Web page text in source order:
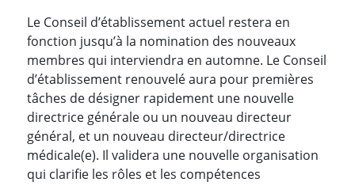
Le Conseil d’établissement actuel restera en
fonction jusqu’à la nomination des nouveaux
membres qui interviendra en automne. Le Conseil
d’établissement renouvelé aura pour premières
tâches de désigner rapidement une nouvelle
directrice générale ou un nouveau directeur
général, et un nouveau directeur/directrice
médicale(e). Il validera une nouvelle organisation
qui clarifie les rôles et les compétences